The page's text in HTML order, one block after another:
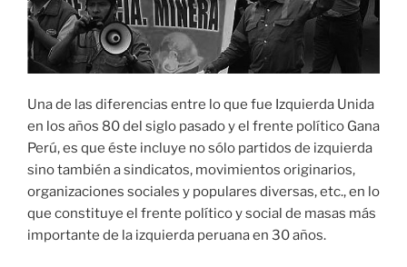
Una de las diferencias entre lo que fue Izquierda Unida
en los años 80 del siglo pasado y el frente político Gana
Perú, es que éste incluye no sólo partidos de izquierda
sino también a sindicatos, movimientos originarios,
organizaciones sociales y populares diversas, etc., en lo
que constituye el frente político y social de masas más
importante de la izquierda peruana en 30 años.